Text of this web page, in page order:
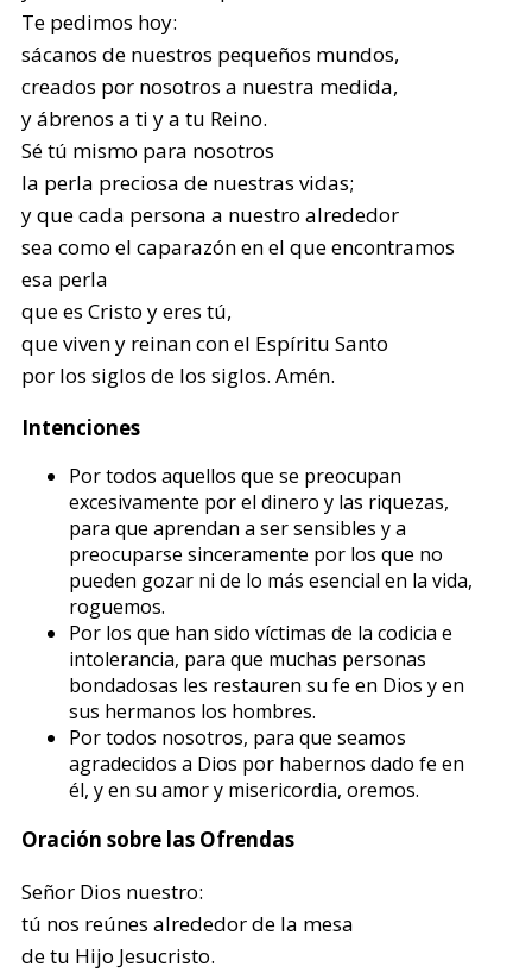
Te pedimos hoy:
sácanos de nuestros pequeños mundos,
creados por nosotros a nuestra medida,
y ábrenos a ti y a tu Reino.
Sé tú mismo para nosotros
la perla preciosa de nuestras vidas;
y que cada persona a nuestro alrededor
sea como el caparazón en el que encontramos
esa perla
que es Cristo y eres tú,
que viven y reinan con el Espíritu Santo
por los siglos de los siglos. Amén.
Intenciones
Por todos aquellos que se preocupan
excesivamente por el dinero y las riquezas,
para que aprendan a ser sensibles y a
preocuparse sinceramente por los que no
pueden gozar ni de lo más esencial en la vida,
roguemos.
Por los que han sido víctimas de la codicia e
intolerancia, para que muchas personas
bondadosas les restauren su fe en Dios y en
sus hermanos los hombres.
Por todos nosotros, para que seamos
agradecidos a Dios por habernos dado fe en
él, y en su amor y misericordia, oremos.
Oración sobre las Ofrendas
Señor Dios nuestro:
tú nos reúnes alrededor de la mesa
de tu Hijo Jesucristo.